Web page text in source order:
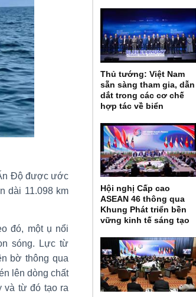
Độ được ước
dài 11.098 km
đó, một ụ nổi
sóng. Lực từ
bờ thông qua
lên dòng chất
và từ đó tạo ra
Thủ tướng: Việt Nam
sẵn sàng tham gia, dẫn
dắt trong các cơ chế
hợp tác về biển
Hội nghị Cấp cao
ASEAN 46 thông qua
Khung Phát triển bền
vững kinh tế sáng tạo